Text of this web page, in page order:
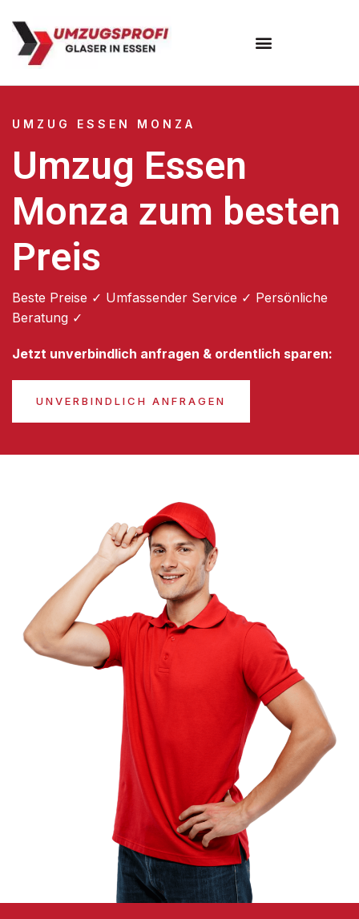
UMZUG ESSEN MONZA
Umzug Essen
Monza zum besten
Preis
Beste Preise ✓ Umfassender Service ✓ Persönliche
Beratung ✓
Jetzt unverbindlich anfragen & ordentlich sparen:
UNVERBINDLICH ANFRAGEN